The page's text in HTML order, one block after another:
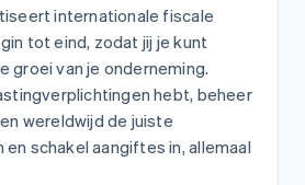
verschiet ligt
economy
reizen en vrije
en
integraties
van code
contact op
worden
internationale fiscale
tot eind, zodat jij je kunt
groei van je onderneming.
hebt, beheer
wereldwijd de juiste
schakel aangiftes in, allemaal